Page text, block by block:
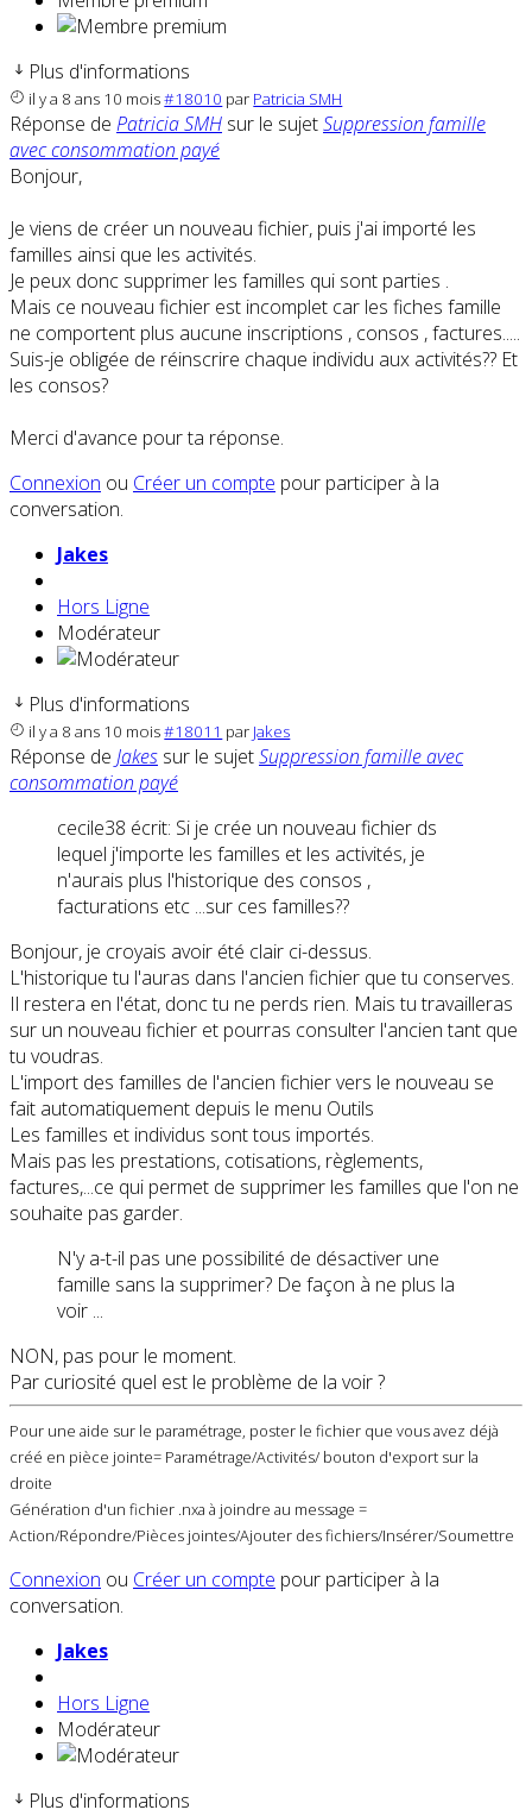
Plus d'informations
il y a 8 ans 10 mois#18010 par Patricia SMH
Réponse de Patricia SMH sur le sujetSuppression famille
avec consommation payé
Bonjour,
Je viens de créer un nouveau fichier, puis j'ai importé les
familles ainsi que les activités.
Je peux donc supprimer les familles qui sont parties .
Mais ce nouveau fichier est incomplet car les fiches famille
ne comportent plus aucune inscriptions , consos , factures.....
Suis-je obligée de réinscrire chaque individu aux activités?? Et
les consos?
Merci d'avance pour ta réponse.
Connexion ou Créer un compte pour participer à la
conversation.
Jakes
Hors Ligne
Modérateur
Plus d'informations
il y a 8 ans 10 mois#18011 par Jakes
Réponse de Jakes sur le sujetSuppression famille avec
consommation payé
cecile38 écrit: Si je crée un nouveau fichier ds
lequel j'importe les familles et les activités, je
n'aurais plus l'historique des consos ,
facturations etc ...sur ces familles??
Bonjour, je croyais avoir été clair ci-dessus.
L'historique tu l'auras dans l'ancien fichier que tu conserves.
Il restera en l'état, donc tu ne perds rien. Mais tu travailleras
sur un nouveau fichier et pourras consulter l'ancien tant que
tu voudras.
L'import des familles de l'ancien fichier vers le nouveau se
fait automatiquement depuis le menu Outils
Les familles et individus sont tous importés.
Mais pas les prestations, cotisations, règlements,
factures,...ce qui permet de supprimer les familles que l'on ne
souhaite pas garder.
N'y a-t-il pas une possibilité de désactiver une
famille sans la supprimer? De façon à ne plus la
voir ...
NON, pas pour le moment.
Par curiosité quel est le problème de la voir ?
Pour une aide sur le paramétrage, poster le fichier que vous avez déjà
créé en pièce jointe= Paramétrage/Activités/ bouton d'export sur la
droite
Génération d'un fichier .nxa à joindre au message =
Action/Répondre/Pièces jointes/Ajouter des fichiers/Insérer/Soumettre
Connexion ou Créer un compte pour participer à la
conversation.
Jakes
Hors Ligne
Modérateur
Plus d'informations